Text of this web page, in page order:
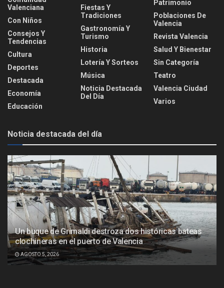
Valenciana
Con Niños
Consejos Y
Tendencias
Cultura
Deportes
Destacada
Economía
Educación
Fiestas Y
Tradiciones
Gastronomía Y
Turismo
Historia
Lotería Y Sorteos
Música
Noticia Destacada
Del Día
Patrimonio
Poblaciones De
Valencia
Revista Valencia
Salud Y Bienestar
Sin Categoría
Teatro
Valencia Ciudad
Varios
Noticia destacada del día
Un buque de Grimaldi destroza dos históricas bateas
clochineras en el puerto de Valencia
AGOSTO 5, 2026